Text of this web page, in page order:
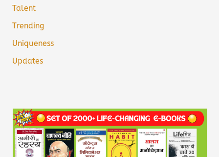
Talent
Trending
Uniqueness
Updates